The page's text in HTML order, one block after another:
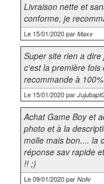
Livraison nette et
conforme, je
Le 15/01/2020 par Maxx
Super site rien a dire
c’est la première
recommande à
Le 15/01/2020 par
Achat Game Boy et
photo et à la
molle mais bon.... la
réponse sav rapide
!! ;)
Le 09/01/2020 par Noliv